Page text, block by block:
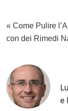
Previous
Post:
« Come Pulire
con dei Rimedi
e